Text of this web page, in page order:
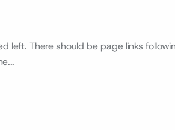
left. There should be page links